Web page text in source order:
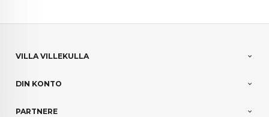
VILLA VILLEKULLA
DIN KONTO
PARTNERE